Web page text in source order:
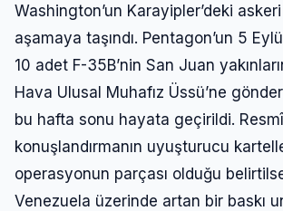
Washington’un Karayipler’deki
aşamaya taşındı. Pentagon’un 5
10 adet F-35B’nin San Juan
Hava Ulusal Muhafız Üssü’ne
bu hafta sonu hayata geçirildi.
konuşlandırmanın uyuşturucu
operasyonun parçası olduğu
Venezuela üzerinde artan bir baskı